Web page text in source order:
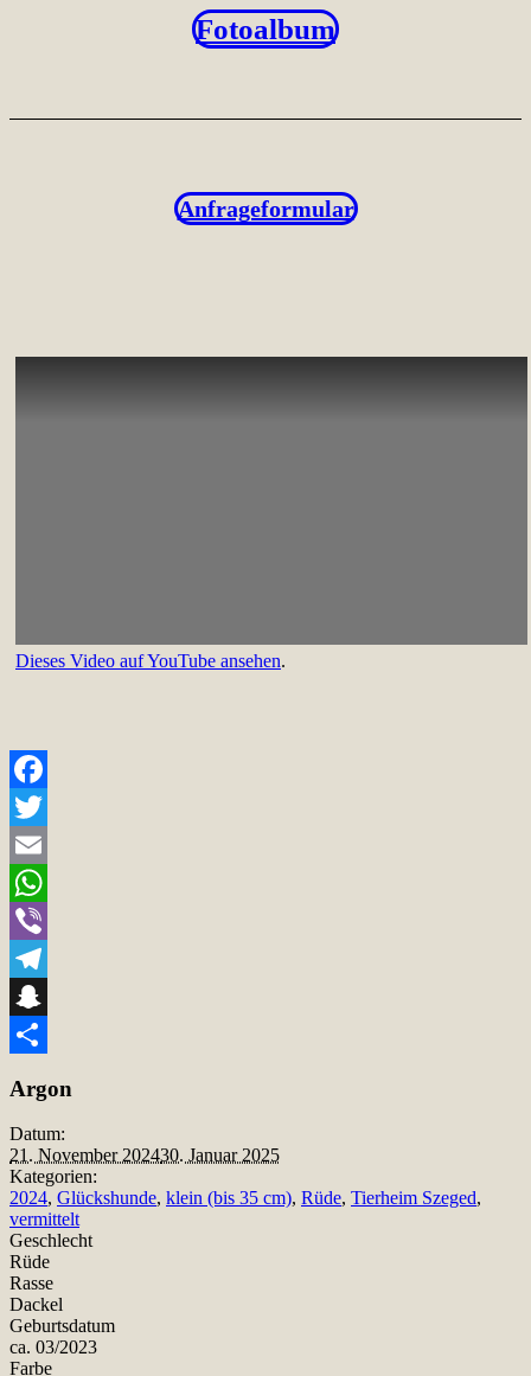
Fotoalbum
Anfrageformular
Dieses Video auf YouTube ansehen.
Facebook
Twitter
Email
WhatsApp
Viber
Telegram
Snapchat
Argon
Datum:
21. November 202430. Januar 2025
Kategorien:
2024, Glückshunde, klein (bis 35 cm), Rüde, Tierheim Szeged,
vermittelt
Geschlecht
Rüde
Rasse
Dackel
Geburtsdatum
ca. 03/2023
Farbe